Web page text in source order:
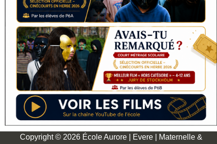
Copyright © 2026 École Aurore | Evere | Maternelle &